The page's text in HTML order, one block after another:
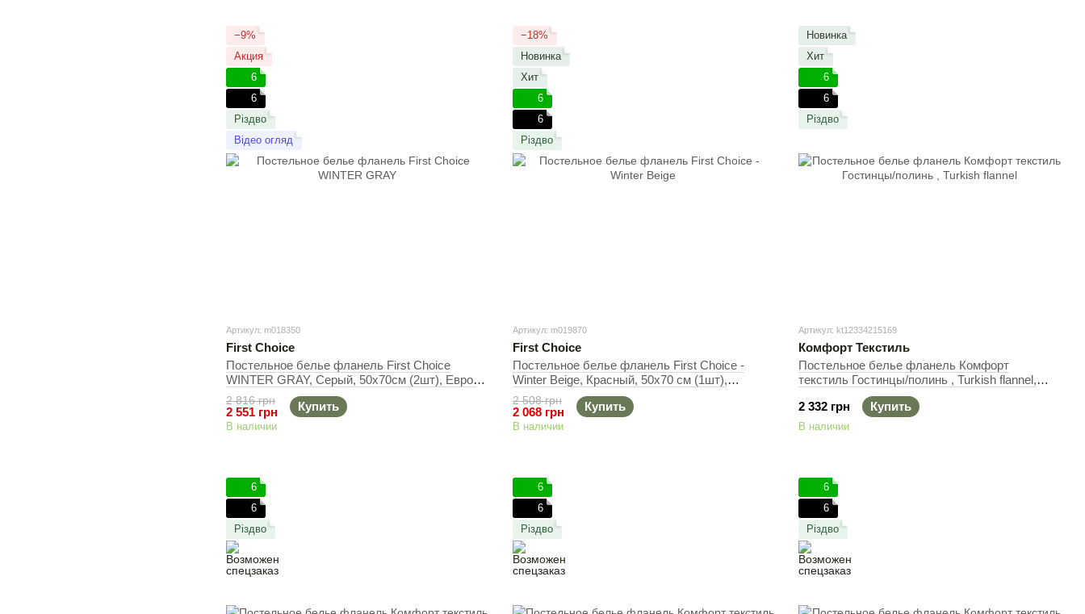
−9%
Акция
6
6
Різдво
Відео огляд
Артикул: m018350
First Choice
Постельное белье фланель First Сhoice
WINTER GRAY, Cерый, 50х70см (2шт), Евро,
200х220 см, 240х260 см
2 816 грн
2 551 грн Купить
В наличии
−18%
Новинка
Хит
6
6
Різдво
Артикул: m019870
First Choice
Постельное белье фланель First Сhoice -
Winter Beige, Красный, 50х70 см (1шт),
Полуторный, 160х220 см, 180х240 см
2 508 грн
2 068 грн Купить
В наличии
Новинка
Хит
6
6
Різдво
Артикул: kt12334215169
Комфорт Текстиль
Постельное белье фланель Комфорт
текстиль Гостинцы/полинь , Turkish flannel,
Белый, 50х70см (2шт), Полуторный, 145х215
см, 145х220 см
2 332 грн Купить
В наличии
6
6
Різдво
6
6
Різдво
6
6
Різдво